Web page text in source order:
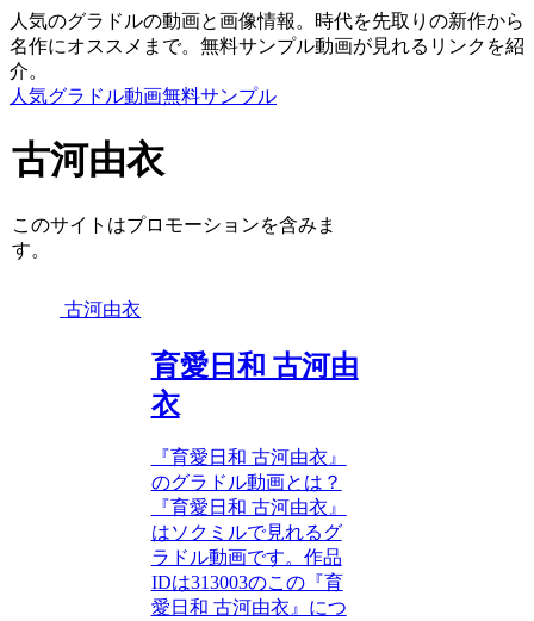
人気のグラドルの動画と画像情報。時代を先取りの新作から
名作にオススメまで。無料サンプル動画が見れるリンクを紹
介。
人気グラドル動画無料サンプル
古河由衣
このサイトはプロモーションを含みま
す。
古河由衣
育愛日和 古河由
衣
『育愛日和 古河由衣』
のグラドル動画とは？
『育愛日和 古河由衣』
はソクミルで見れるグ
ラドル動画です。作品
IDは313003のこの『育
愛日和 古河由衣』につ